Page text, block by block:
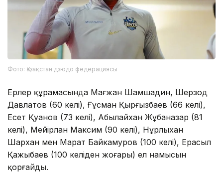
Фото: Қазақстан дзюдо федерациясы
Ерлер құрамасында Мағжан Шамшадин, Шерзод
Давлатов (60 келі), Ғұсман Қырғызбаев (66 келі),
Есет Қуанов (73 келі), Абылайхан Жұбаназар (81
келі), Мейірлан Максим (90 келі), Нұрлыхан
Шархан мен Марат Байкамуров (100 келі), Ерасыл
Қажыбаев (100 келіден жоғары) ел намысын
қорғайды.